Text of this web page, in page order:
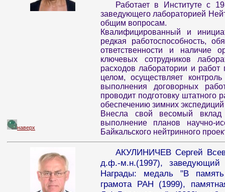
Работает в Институте с
заведующего лабораторией
общим вопросам.
Квалифицированный и
редкая работоспособность,
ответственности и наличие
ключевых сотрудников
расходов лаборатории и работ
целом, осуществляет
выполнения договорных
проводит подготовку
обеспечению зимних
Внесла свой весомый
выполнение планов научно-
Байкальского нейтринного
наверх
АКУЛИНИЧЕВ Сергей
д.ф.-м.н.(1997), заведующий
Награды: медаль "В память
грамота РАН (1999),